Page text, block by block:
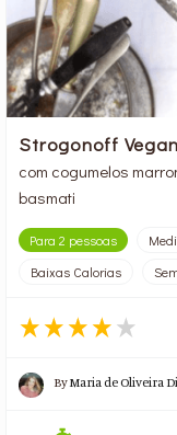
Strogonoff Vegan
com cogumelos
basmati
Para 2 pessoas
Baixas Calorias
ByMaria de Oliveira